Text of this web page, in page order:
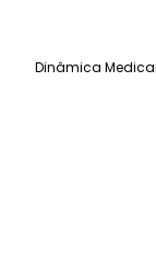
Dinâmica